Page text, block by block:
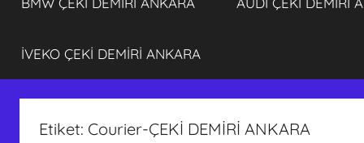
İVEKO ÇEKİ DEMİRİ ANKARA
Etiket: Courier-ÇEKİ DEMİRİ ANKARA